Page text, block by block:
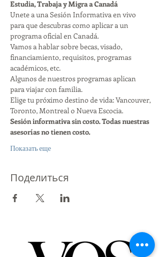
Estudia, Trabaja y Migra a Canadá
Unete a una Sesión Informativa en vivo
para que descubras como aplicar a un
programa oficial en Canadá.
Vamos a hablar sobre becas, visado,
financiamiento, requisitos, programas
académicos, etc.
Algunos de nuestros programas aplican
para viajar con familia.
Elige tu próximo destino de vida: Vancouver,
Toronto, Montreal o Nueva Escocia.
Sesión informativa sin costo. Todas nuestras
asesorías no tienen costo.
Показать еще
Поделиться